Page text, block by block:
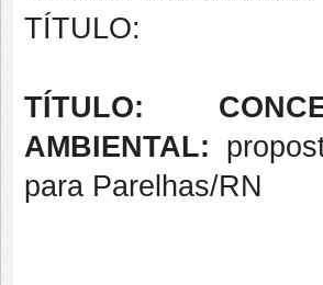
TÍTULO:
TÍTULO:
AMBIENTAL:
para Parelhas/RN